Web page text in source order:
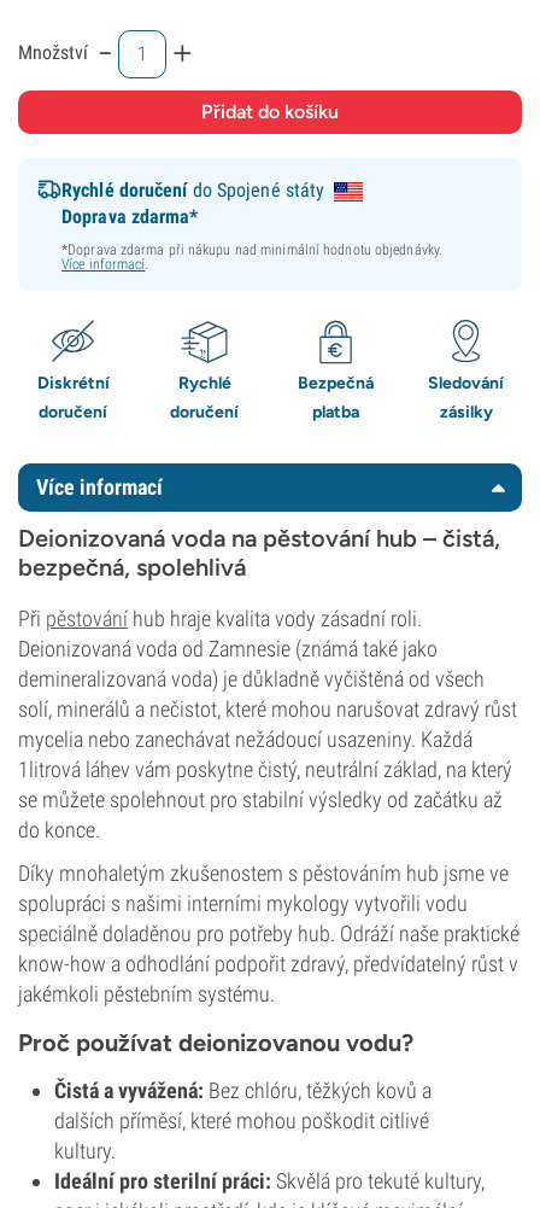
Množství - +
Rychlé doručenído Spojené státy
Doprava zdarma*
*Doprava zdarma při nákupu nad minimální hodnotu objednávky.
Více informací.
Diskrétní
doručení
Rychlé
doručení
Bezpečná
platba
Sledování
zásilky
Více informací
Deionizovaná voda na pěstování hub – čistá,
bezpečná, spolehlivá
Při pěstování hub hraje kvalita vody zásadní roli.
Deionizovaná voda od Zamnesie (známá také jako
demineralizovaná voda) je důkladně vyčištěná od všech
solí, minerálů a nečistot, které mohou narušovat zdravý růst
mycelia nebo zanechávat nežádoucí usazeniny. Každá
1litrová láhev vám poskytne čistý, neutrální základ, na který
se můžete spolehnout pro stabilní výsledky od začátku až
do konce.
Díky mnohaletým zkušenostem s pěstováním hub jsme ve
spolupráci s našimi interními mykology vytvořili vodu
speciálně doladěnou pro potřeby hub. Odráží naše praktické
know-how a odhodlání podpořit zdravý, předvídatelný růst v
jakémkoli pěstebním systému.
Proč používat deionizovanou vodu?
Čistá a vyvážená: Bez chlóru, těžkých kovů a
dalších příměsí, které mohou poškodit citlivé
kultury.
Ideální pro sterilní práci: Skvělá pro tekuté kultury,